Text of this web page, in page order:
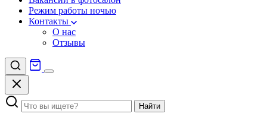
Режим работы ночью
Контакты
О нас
Отзывы
Найти